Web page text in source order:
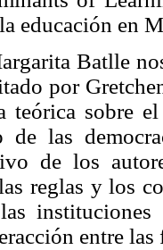
educación en
Batlle
por
teórica sobre
de las
de los
reglas y los
instituciones
entre